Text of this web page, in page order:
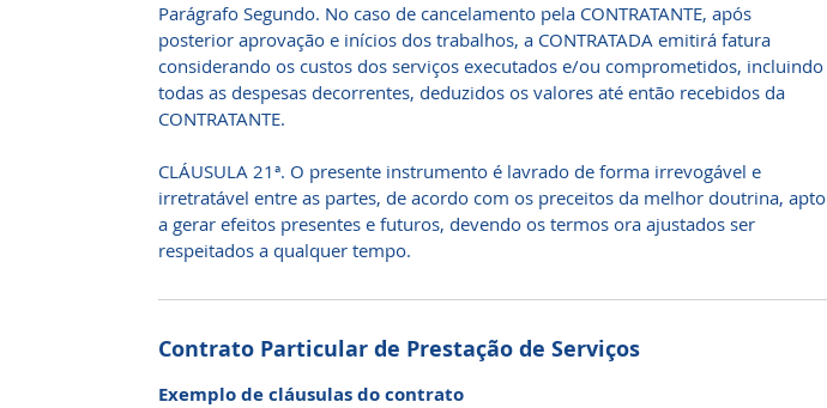
Parágrafo Segundo. No caso de cancelamento pela CONTRATANTE, após
posterior aprovação e inícios dos trabalhos, a CONTRATADA emitirá fatura
considerando os custos dos serviços executados e/ou comprometidos, incluindo
todas as despesas decorrentes, deduzidos os valores até então recebidos da
CONTRATANTE.
CLÁUSULA 21ª. O presente instrumento é lavrado de forma irrevogável e
irretratável entre as partes, de acordo com os preceitos da melhor doutrina, apto
a gerar efeitos presentes e futuros, devendo os termos ora ajustados ser
respeitados a qualquer tempo.
Contrato Particular de Prestação de Serviços
Exemplo de cláusulas do contrato